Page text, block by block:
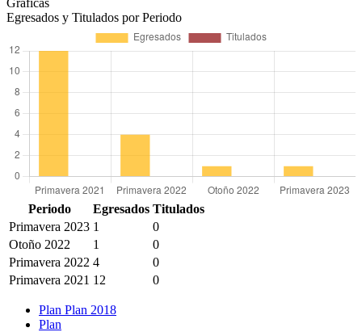
Egresados y Titulados por Periodo
Periodo Egresados Titulados
Primavera 2023 1
0
Otoño 2022
1
0
Primavera 2022 4
0
Primavera 2021 12 0
Plan Plan 2018
Plan